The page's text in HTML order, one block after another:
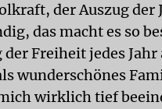
der Auszug der
das macht es so
Freiheit jedes Jahr
wunderschönes
wirklich tief